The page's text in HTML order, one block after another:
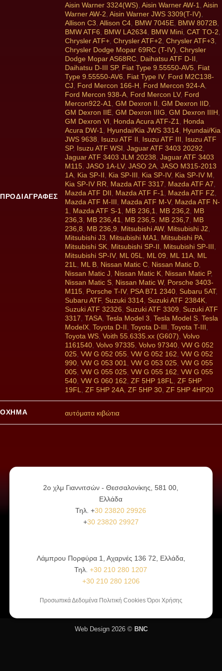
ΠΡΟΔΙΑΓΡΑΦΕΣ
Aisin Warner 3324(WS) ,Aisin Warner AW-1 ,Aisin
Warner AW-2 ,Aisin Warner JWS 3309(T-IV)
Allison C3 ,Allison C4 BMW 7045E BMW 8072B
BMW ATF6
BMW LA2634 BMW Mini ,CAT TO-2
Chrysler ATF+ ,Chrysler ATF+2 ,Chrysler ATF+3
Chrysler Dodge Mopar 69RC (T-IV) ,Chrysler
Dodge Mopar AS68RC Daihatsu ATF D-II
Daihatsu D-III SP, Fiat Type 9.55550-AV5
Fiat
Type 9.55550-AV6
Fiat Type IV, Ford M2C138-
CJ
Ford Mercon 166-H Ford Mercon 924-A
Ford Mercon 938-A Ford Mercon LV, Ford
Mercon922-A1
,GM Dexron II ,GM Dexron IID
GM Dexron IIE ,GM Dexron IIIG ,GM Dexron IIIH
GM Dexron VI
Honda Acura ATF-Z1
Honda
Acura DW-1
Hyundai/Kia JWS 3314 Hyundai/Kia
JWS 9638
Isuzu ATF II Isuzu ATF III
Isuzu ATF
SP, Isuzu ATF WSI ,Jaguar ATF 3403 20292
Jaguar ATF 3403 JLM 20238 ,Jaguar ATF 3403
M115 ,JASO 1A-LV,JASO 2A ,JASO M315-2013
1A Kia SP-II Kia SP-III Kia SP-IV, Kia SP-IV M
Kia SP-IV RR
Mazda ATF 3317 Mazda ATF A7
Mazda ATF DII
Mazda ATF F-1 Mazda ATF FZ
Mazda ATF M-III
Mazda ATF M-V, Mazda ATF N-
1
Mazda ATF S-1 MB 236,1 MB 236,2
MB
236,3
MB 236,41 MB 236,5 MB 236,7
MB
236,8
MB 236,9 Mitsubishi AW, Mitsubishi J2
Mitsubishi J3
Mitsubishi MA1 Mitsubishi PA
Mitsubishi SK Mitsubishi SP-II Mitsubishi SP-III
Mitsubishi SP-IV, ML 05L ML 09 ML 11A ML
21L
ML B Nissan Matic C Nissan Matic D
Nissan Matic J
Nissan Matic K Nissan Matic P,
Nissan Matic S Nissan Matic W, Porsche 3403-
M115
Porsche T-IV, PSA B71 2340 Subaru 5AT,
Subaru ATF, Suzuki 3314 Suzuki ATF 2384K
Suzuki ATF 32326
Suzuki ATF 3309
Suzuki ATF
3317 ,TASA ,Tesla Model 3 ,Tesla Model S ,Tesla
ModelX ,Toyota D-II ,Toyota D-III ,Toyota T-III
Toyota WS ,Voith 55.6335.xx (G607) ,Volvo
1161540 ,Volvo 97335 ,Volvo 97340 ,VW G 052
025 ,VW G 052 055 ,VW G 052 162 ,VW G 052
990 ,VW G 053 001 ,VW G 053 025 ,VW G 055
005 ,VW G 055 025 ,VW G 055 162 ,VW G 055
540 ,VW G 060 162 ,ZF 5HP 18FL ,ZF 5HP
19FL
,ZF 5HP 24A ,ZF 5HP 30 ,ZF 5HP 4HP20
ΌΧΗΜΑ αυτόματα κιβώτια
2ο χλμ Γιαννιτσών - Θεσσαλονίκης, 581 00,
Ελλάδα
Τηλ. +30 23820 29926
+30 23820 29927
Λάμπρου Πορφύρα 1, Αχαρνές 136 72, Ελλάδα,
Τηλ.+30 210 280 1207
+30 210 280 1206
Προσωπικά Δεδομένα Πολιτική Cookies Όροι Χρήσης
Web Design 2026 © BNC